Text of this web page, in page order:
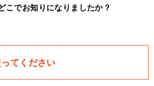
こでお知りになりましたか？
てください